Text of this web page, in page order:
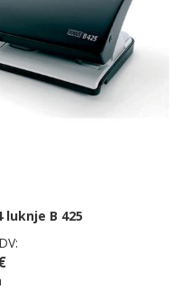
luknje B 425